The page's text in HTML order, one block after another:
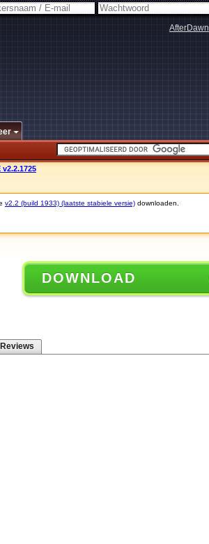
AfterDawn
v2.2.1725
v2.2 (build 1933) (laatste stabiele versie) downloaden.
DOWNLOAD
Reviews